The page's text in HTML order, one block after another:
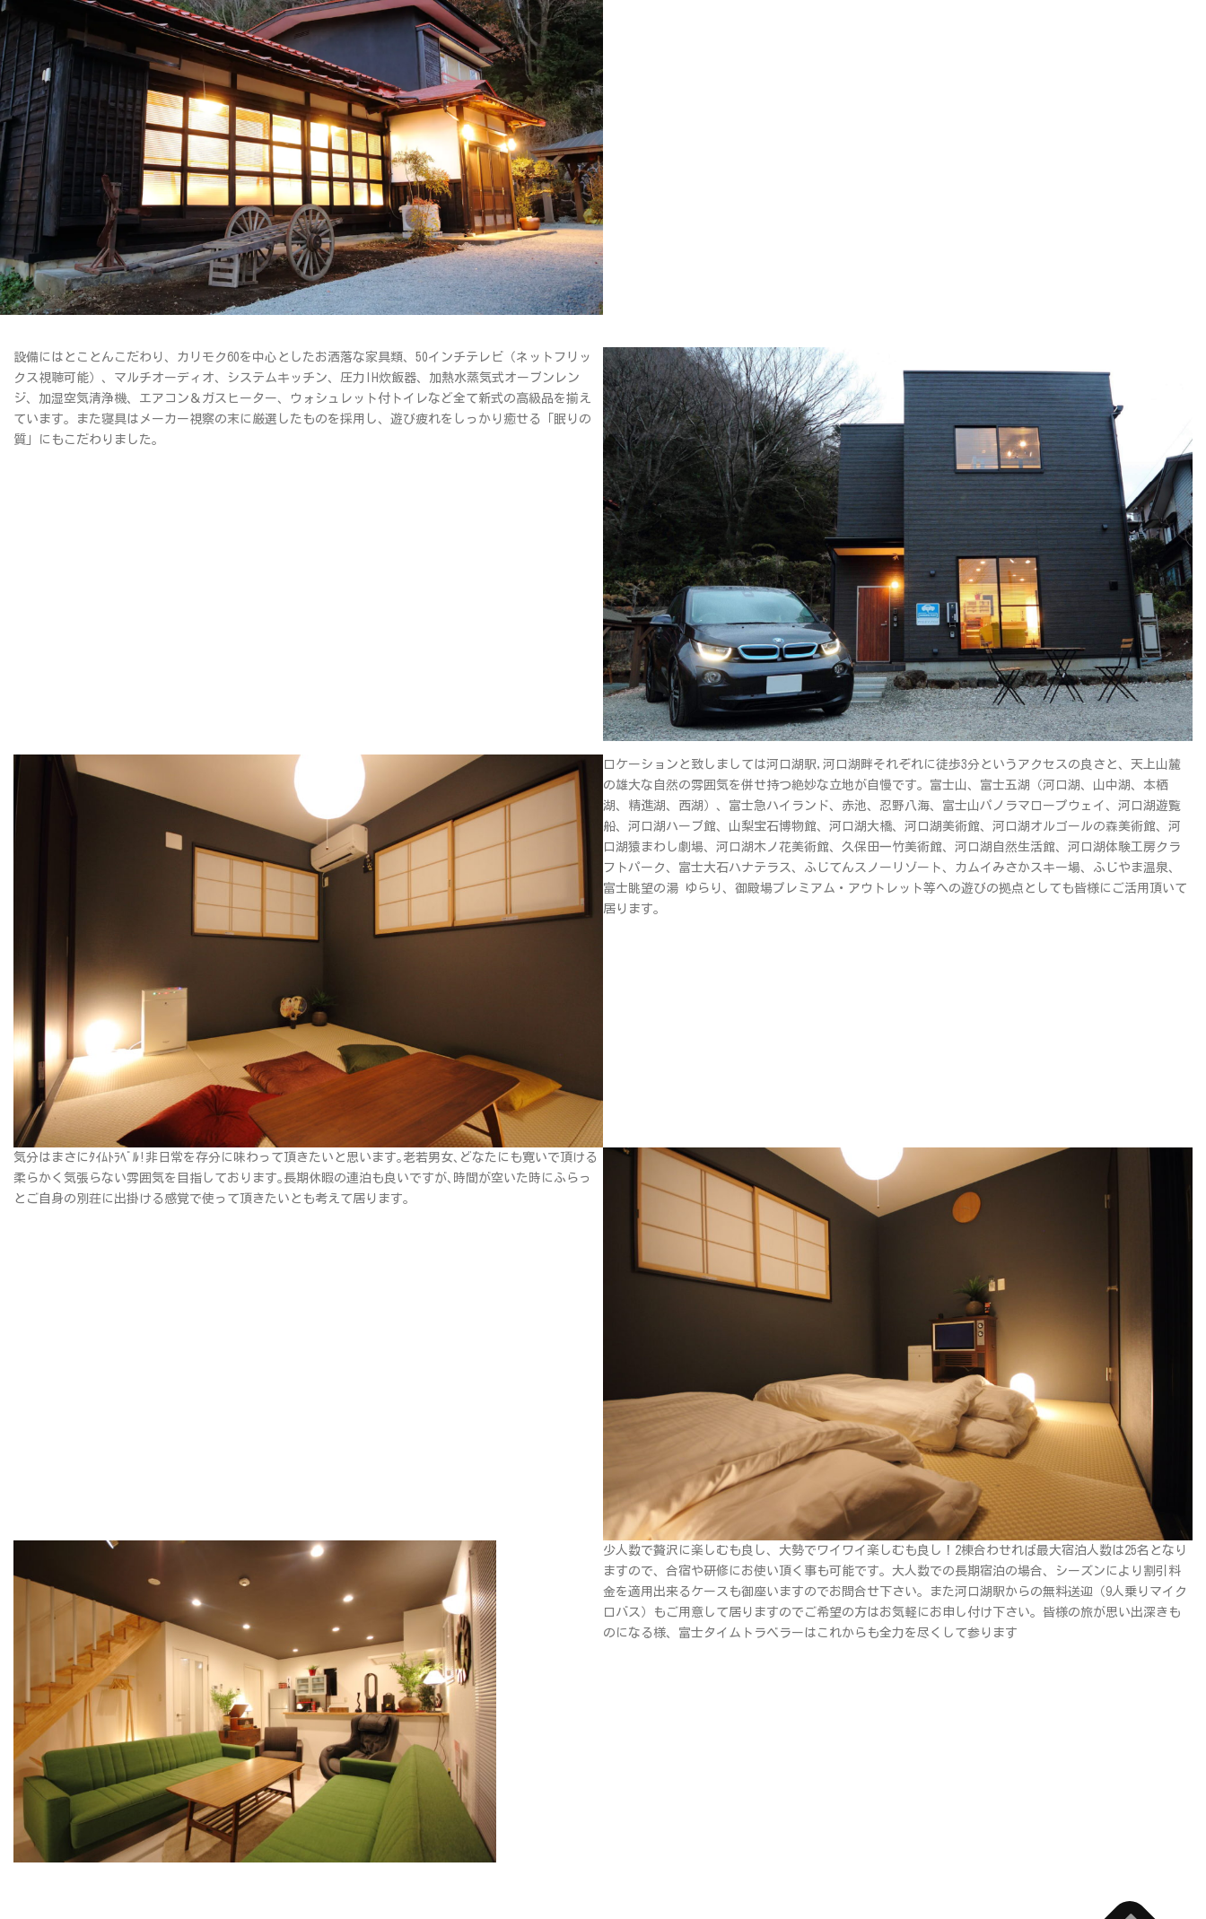
設備にはとことんこだわり、カリモク60を中心としたお洒落な家具類、50インチテレビ（ネットフリッ
クス視聴可能）、マルチオーディオ、システムキッチン、圧力IH炊飯器、加熱水蒸気式オーブンレン
ジ、加湿空気清浄機、エアコン＆ガスヒーター、ウォシュレット付トイレなど全て新式の高級品を揃え
ています。また寝具はメーカー視察の末に厳選したものを採用し、遊び疲れをしっかり癒せる「眠りの
質」にもこだわりました。
ロケーションと致しましては河口湖駅,河口湖畔それぞれに徒歩3分というアクセスの良さと、天上山麓
の雄大な自然の雰囲気を併せ持つ絶妙な立地が自慢です。富士山、富士五湖（河口湖、山中湖、本栖
湖、精進湖、西湖）、富士急ハイランド、赤池、忍野八海、富士山パノラマロープウェイ、河口湖遊覧
船、河口湖ハーブ館、山梨宝石博物館、河口湖大橋、河口湖美術館、河口湖オルゴールの森美術館、河
口湖猿まわし劇場、河口湖木ノ花美術館、久保田一竹美術館、河口湖自然生活館、河口湖体験工房クラ
フトパーク、富士大石ハナテラス、ふじてんスノーリゾート、カムイみさかスキー場、ふじやま温泉、
富士眺望の湯 ゆらり、御殿場プレミアム・アウトレット等への遊びの拠点としても皆様にご活用頂いて
居ります。
気分はまさにﾀｲﾑﾄﾗﾍﾞﾙ!非日常を存分に味わって頂きたいと思います｡老若男女､どなたにも寛いで頂ける
柔らかく気張らない雰囲気を目指しております｡長期休暇の連泊も良いですが､時間が空いた時にふらっ
とご自身の別荘に出掛ける感覚で使って頂きたいとも考えて居ります｡
少人数で贅沢に楽しむも良し、大勢でワイワイ楽しむも良し！2棟合わせれば最大宿泊人数は25名となり
ますので、合宿や研修にお使い頂く事も可能です。大人数での長期宿泊の場合、シーズンにより割引料
金を適用出来るケースも御座いますのでお問合せ下さい。また河口湖駅からの無料送迎（9人乗りマイク
ロバス）もご用意して居りますのでご希望の方はお気軽にお申し付け下さい。皆様の旅が思い出深きも
のになる様、富士タイムトラベラーはこれからも全力を尽くして参ります